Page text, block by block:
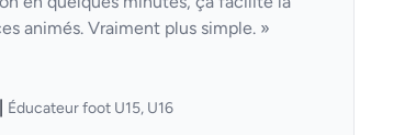
animés. Vraiment plus simple. »
Éducateur foot U15, U16